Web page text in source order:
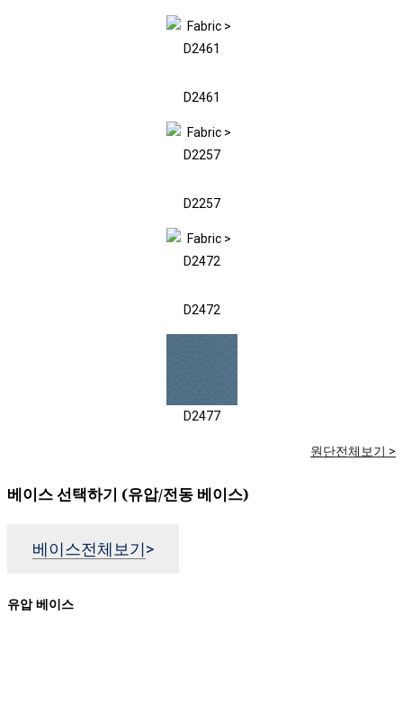
D2461
D2257
D2472
D2477
원단전체보기 >
베이스 선택하기 (유압/전동 베이스)
베이스전체보기>
유압 베이스